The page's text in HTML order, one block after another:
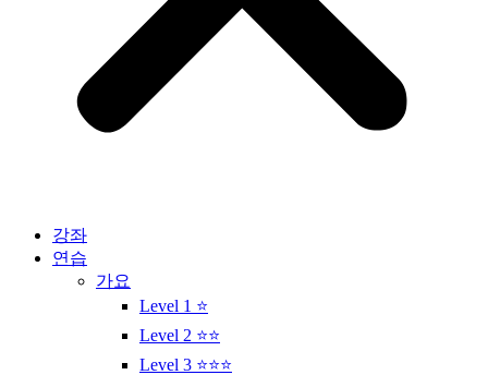
강좌
연습
가요
Level 1 ⭐
Level 2 ⭐⭐
Level 3 ⭐⭐⭐